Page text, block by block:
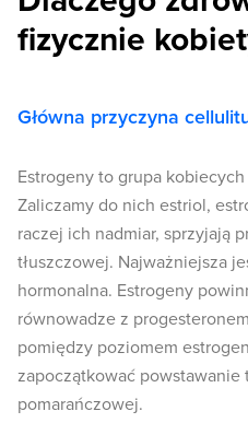
fizycznie
Główna przyczyna
Estrogeny to grupa
Zaliczamy do nich estriol,
raczej ich nadmiar, sprzyjają
tłuszczowej. Najważniejsza
hormonalna. Estrogeny
równowadze z
pomiędzy poziomem
zapoczątkować powstawanie
pomarańczowej.